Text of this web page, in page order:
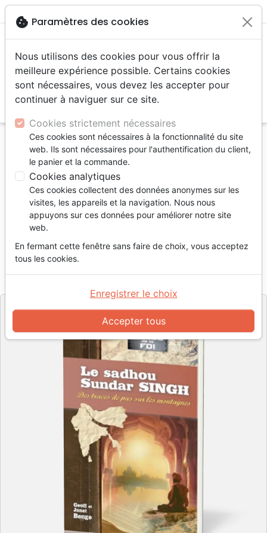
menu
Accueil Livres
Témoignages, biographies
Sadhou Sundar Singh: Des traces de pas sur les
montagnes (Le) - [collection Les Héros de la foi]
Le Sadhou Sundar Singh: Des traces
de pas sur les montagnes
[collection Les Héros de la foi]
Auteur :Geoff & Janet Benge
cookie Paramètres des cookies
Nous utilisons des cookies pour vous offrir la
meilleure expérience possible. Certains cookies
sont nécessaires, vous devez les accepter pour
continuer à naviguer sur ce site.
Cookies strictement nécessaires
Ces cookies sont nécessaires à la fonctionnalité du site
web. Ils sont nécessaires pour l'authentification du client,
le panier et la commande.
Cookies analytiques
Ces cookies collectent des données anonymes sur les
visites, les appareils et la navigation. Nous nous
appuyons sur ces données pour améliorer notre site
web.
En fermant cette fenêtre sans faire de choix, vous acceptez
tous les cookies.
Accepter tous
Enregistrer le choix